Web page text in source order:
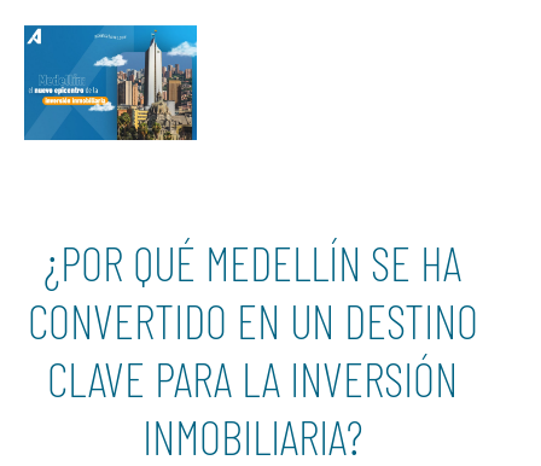
¿POR QUÉ MEDELLÍN SE HA
CONVERTIDO EN UN DESTINO
CLAVE PARA LA INVERSIÓN
INMOBILIARIA?